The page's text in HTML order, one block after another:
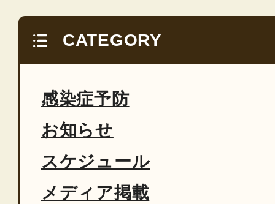
CATEGORY
感染症予防
お知らせ
スケジュール
メディア掲載